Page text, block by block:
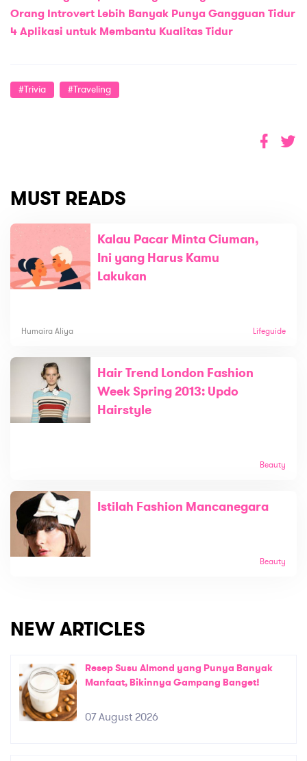
Orang Introvert Lebih Banyak Punya Gangguan Tidur
4 Aplikasi untuk Membantu Kualitas Tidur
#trivia #traveling
MUST READS
Kalau Pacar Minta Ciuman,
Ini yang Harus Kamu
Lakukan
Humaira Aliya Lifeguide
Hair Trend London Fashion
Week Spring 2013: Updo
Hairstyle
Beauty
Istilah Fashion Mancanegara
Beauty
NEW ARTICLES
Resep Susu Almond yang Punya Banyak
Manfaat, Bikinnya Gampang Banget!
07 August 2026